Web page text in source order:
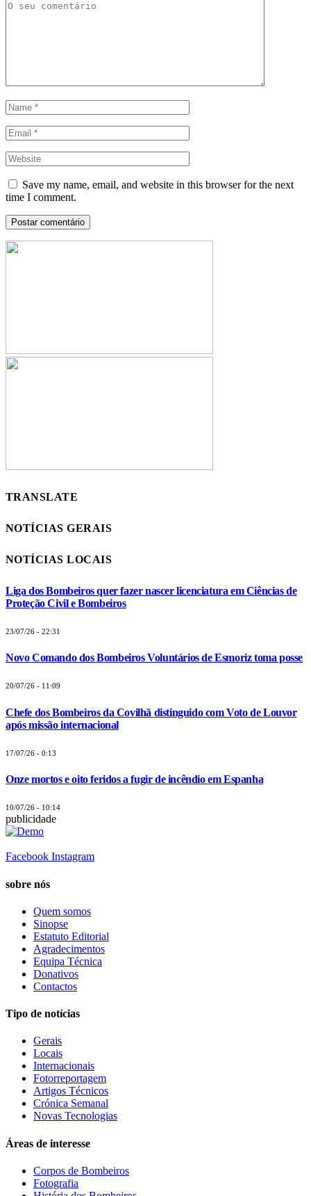
Save my name, email, and website in this browser for the next
time I comment.
TRANSLATE
NOTÍCIAS GERAIS
NOTÍCIAS LOCAIS
Liga dos Bombeiros quer fazer nascer licenciatura em Ciências de
Proteção Civil e Bombeiros
23/07/26 - 22:31
Novo Comando dos Bombeiros Voluntários de Esmoriz toma posse
20/07/26 - 11:09
Chefe dos Bombeiros da Covilhã distinguido com Voto de Louvor
após missão internacional
17/07/26 - 0:13
Onze mortos e oito feridos a fugir de incêndio em Espanha
10/07/26 - 10:14
publicidade
Facebook Instagram
sobre nós
Quem somos
Sinopse
Estatuto Editorial
Agradecimentos
Equipa Técnica
Donativos
Contactos
Tipo de notícias
Gerais
Locais
Internacionais
Fotorreportagem
Artigos Técnicos
Crónica Semanal
Novas Tecnologias
Áreas de interesse
Corpos de Bombeiros
Fotografia